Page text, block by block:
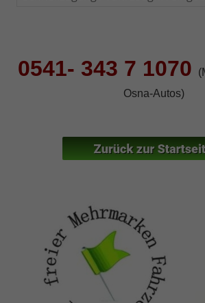
0541- 343 7 1070
Osna-Autos)